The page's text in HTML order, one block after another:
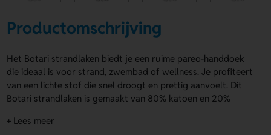
Productomschrijving
Het Botari strandlaken biedt je een ruime pareo-handdoek
die ideaal is voor strand, zwembad of wellness. Je profiteert
van een lichte stof die snel droogt en prettig aanvoelt. Dit
Botari strandlaken is gemaakt van 80% katoen en 20%
diverse kleurcombinaties met witte rafels aan de uiteindes.
+ Lees meer